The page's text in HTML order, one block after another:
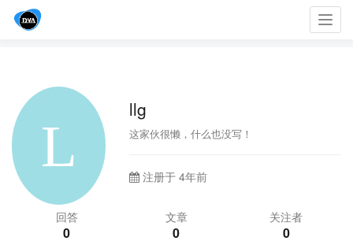
llg
这家伙很懒，什么也没写！
注册于 4年前
回答
0
文章
0
关注者
0